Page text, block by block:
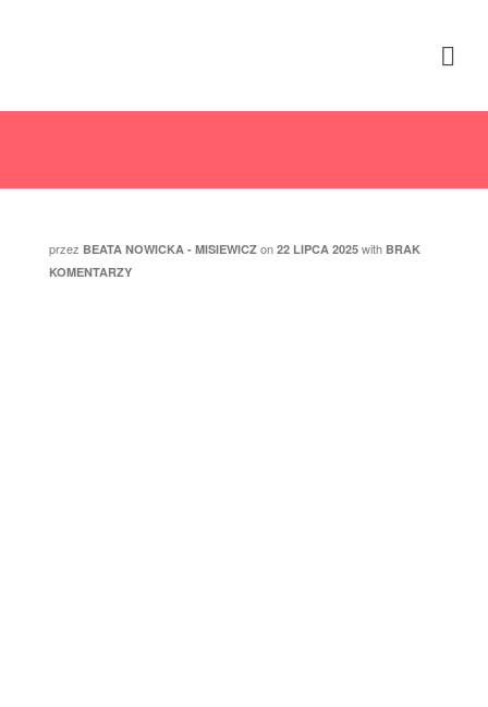
przez BEATA NOWICKA - MISIEWICZ on 22 LIPCA 2025 with BRAK
KOMENTARZY